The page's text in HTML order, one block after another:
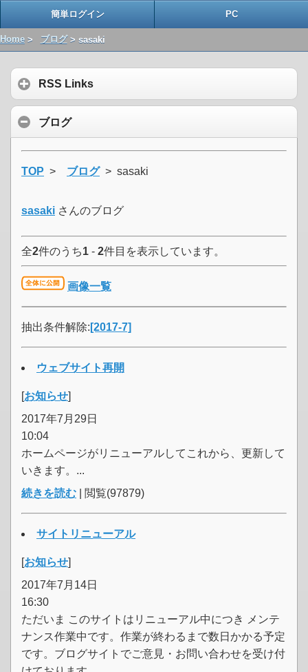
簡単ログイン PC
Home > ブログ> sasaki
RSS Links
ブログ
TOP > ブログ> sasaki
sasaki さんのブログ
全2件のうち1 - 2件目を表示しています。
画像一覧
抽出条件解除: [2017-7]
ウェブサイト再開
[お知らせ]
2017年7月29日
10:04
ホームページがリニューアルしてこれから、更新して
いきます。...
続きを読む | 閲覧(97879)
サイトリニューアル
[お知らせ]
2017年7月14日
16:30
ただいま このサイトはリニューアル中につき メンテ
ナンス作業中です。作業が終わるまで数日かかる予定
です。ブログサイトでご意見・お問い合わせを受け付